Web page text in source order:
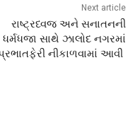
Next article
રાષ્ટ્રધ્વજ અને સનાતનની
ધર્મધજા સાથે ઝાલોદ નગરમાં
નીકાળવામાં આવી